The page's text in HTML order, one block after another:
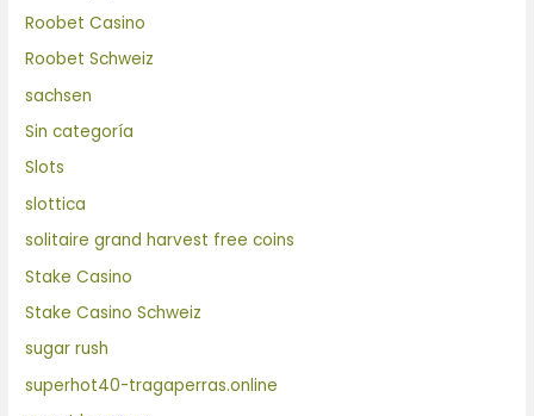
Roobet Casino
Roobet Schweiz
sachsen
Sin categoría
Slots
slottica
solitaire grand harvest free coins
Stake Casino
Stake Casino Schweiz
sugar rush
superhot40-tragaperras.online